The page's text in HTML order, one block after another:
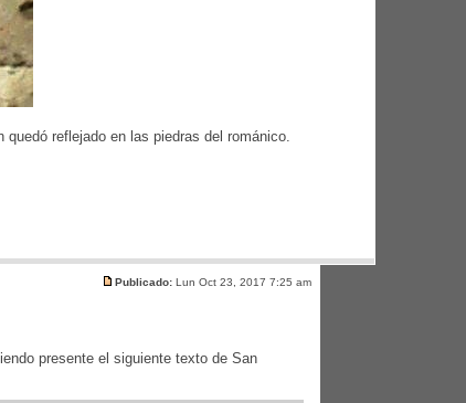
reflejado en las piedras del románico.
Publicado: Lun Oct 23, 2017 7:25 am
presente el siguiente texto de San